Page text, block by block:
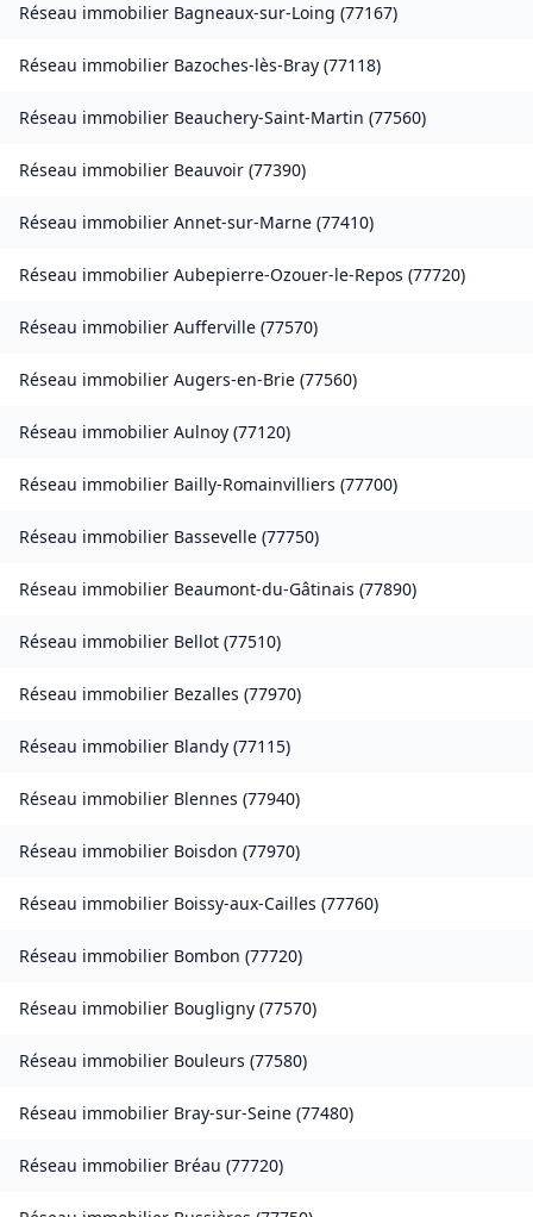
Réseau immobilier Bagneaux-sur-Loing (77167)
Réseau immobilier Bazoches-lès-Bray (77118)
Réseau immobilier Beauchery-Saint-Martin (77560)
Réseau immobilier Beauvoir (77390)
Réseau immobilier Annet-sur-Marne (77410)
Réseau immobilier Aubepierre-Ozouer-le-Repos (77720)
Réseau immobilier Aufferville (77570)
Réseau immobilier Augers-en-Brie (77560)
Réseau immobilier Aulnoy (77120)
Réseau immobilier Bailly-Romainvilliers (77700)
Réseau immobilier Bassevelle (77750)
Réseau immobilier Beaumont-du-Gâtinais (77890)
Réseau immobilier Bellot (77510)
Réseau immobilier Bezalles (77970)
Réseau immobilier Blandy (77115)
Réseau immobilier Blennes (77940)
Réseau immobilier Boisdon (77970)
Réseau immobilier Boissy-aux-Cailles (77760)
Réseau immobilier Bombon (77720)
Réseau immobilier Bougligny (77570)
Réseau immobilier Bouleurs (77580)
Réseau immobilier Bray-sur-Seine (77480)
Réseau immobilier Bréau (77720)